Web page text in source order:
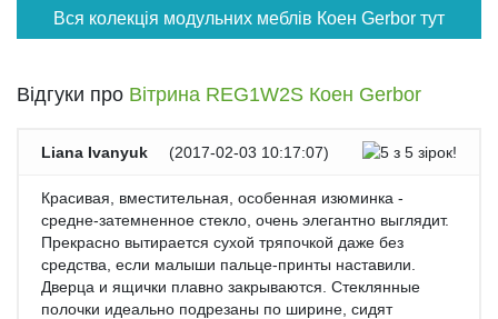
Вся колекція модульних меблів Коен Gerbor тут
Відгуки про Вітрина REG1W2S Коен Gerbor
Liana Ivanyuk (2017-02-03 10:17:07)
Красивая, вместительная, особенная изюминка -
средне-затемненное стекло, очень элегантно выглядит.
Прекрасно вытирается сухой тряпочкой даже без
средства, если малыши пальце-принты наставили.
Дверца и ящички плавно закрываются. Стеклянные
полочки идеально подрезаны по ширине, сидят